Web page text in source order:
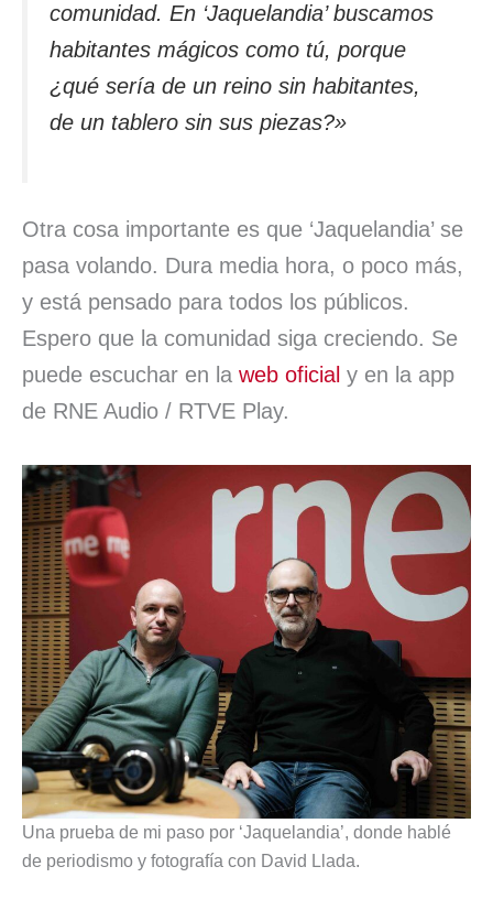
comunidad. En ‘Jaquelandia’ buscamos
habitantes mágicos como tú, porque
¿qué sería de un reino sin habitantes,
de un tablero sin sus piezas?»
Otra cosa importante es que ‘Jaquelandia’ se
pasa volando. Dura media hora, o poco más,
y está pensado para todos los públicos.
Espero que la comunidad siga creciendo. Se
puede escuchar en la web oficial y en la app
de RNE Audio / RTVE Play.
Una prueba de mi paso por ‘Jaquelandia’, donde hablé
de periodismo y fotografía con David Llada.